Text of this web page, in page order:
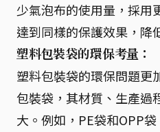
少氣泡布的使用量，採用
達到同樣的保護效果，降
塑料包裝袋的環保考量：
塑料包裝袋的環保問題更
包裝袋，其材質、生產過
大。例如，PE袋和OPP